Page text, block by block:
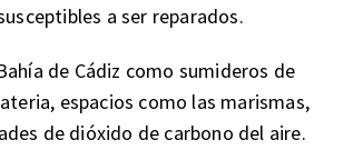
a ser reparados.
de Cádiz como sumideros de
espacios como las marismas,
de dióxido de carbono del aire.